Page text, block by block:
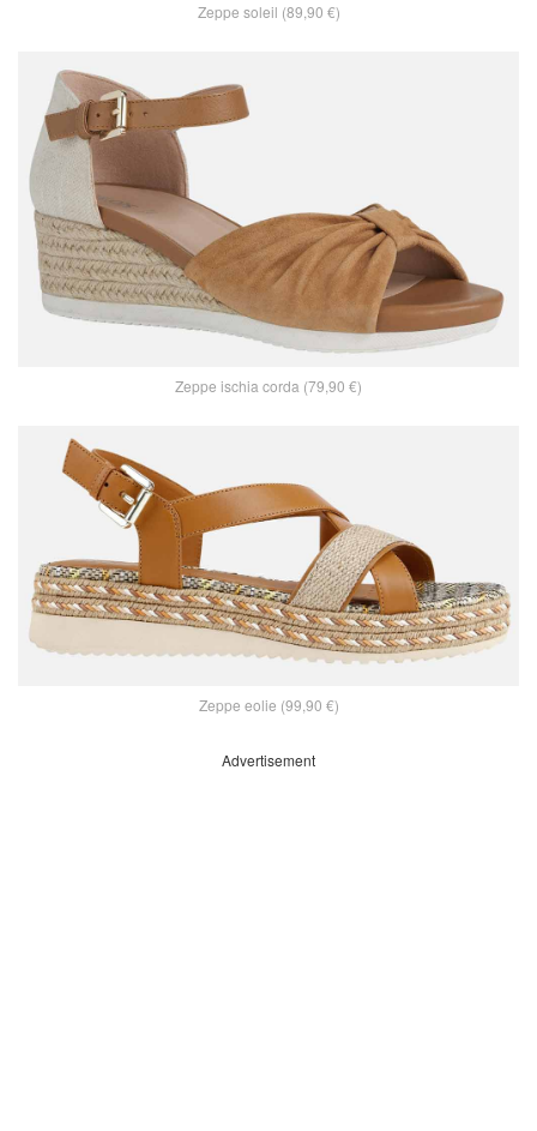
Zeppe soleil (89,90 €)
Zeppe ischia corda (79,90 €)
Zeppe eolie (99,90 €)
Advertisement